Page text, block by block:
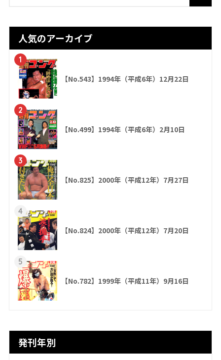
人気のアーカイブ
1
【No.543】1994年（平成6年）12月22日
2
【No.499】1994年（平成6年）2月10日
3
【No.825】2000年（平成12年）7月27日
4
【No.824】2000年（平成12年）7月20日
5
【No.782】1999年（平成11年）9月16日
発刊年別